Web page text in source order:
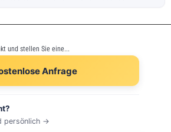
und stellen Sie eine...
Anfrage
persönlich →